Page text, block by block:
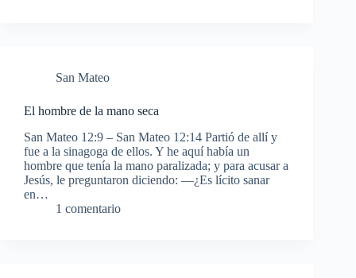
San Mateo
El hombre de la mano seca
San Mateo 12:9 – San Mateo 12:14 Partió de allí y
fue a la sinagoga de ellos. Y he aquí había un
hombre que tenía la mano paralizada; y para acusar a
Jesús, le preguntaron diciendo: —¿Es lícito sanar
en…
1 comentario